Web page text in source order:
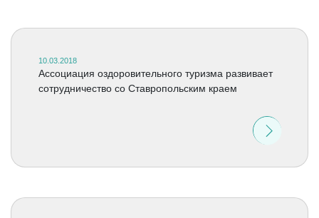
10.03.2018
Ассоциация оздоровительного туризма развивает
сотрудничество со Ставропольским краем